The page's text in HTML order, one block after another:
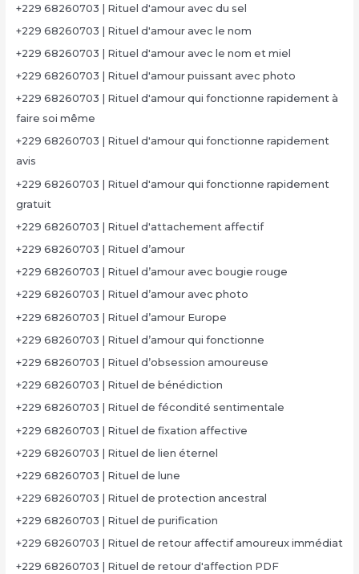
+229 68260703 | Rituel d'amour avec du sel
+229 68260703 | Rituel d'amour avec le nom
+229 68260703 | Rituel d'amour avec le nom et miel
+229 68260703 | Rituel d'amour puissant avec photo
+229 68260703 | Rituel d'amour qui fonctionne rapidement à
faire soi même
+229 68260703 | Rituel d'amour qui fonctionne rapidement
avis
+229 68260703 | Rituel d'amour qui fonctionne rapidement
gratuit
+229 68260703 | Rituel d'attachement affectif
+229 68260703 | Rituel d’amour
+229 68260703 | Rituel d’amour avec bougie rouge
+229 68260703 | Rituel d’amour avec photo
+229 68260703 | Rituel d’amour Europe
+229 68260703 | Rituel d’amour qui fonctionne
+229 68260703 | Rituel d’obsession amoureuse
+229 68260703 | Rituel de bénédiction
+229 68260703 | Rituel de fécondité sentimentale
+229 68260703 | Rituel de fixation affective
+229 68260703 | Rituel de lien éternel
+229 68260703 | Rituel de lune
+229 68260703 | Rituel de protection ancestral
+229 68260703 | Rituel de purification
+229 68260703 | Rituel de retour affectif amoureux immédiat
+229 68260703 | Rituel de retour d'affection PDF